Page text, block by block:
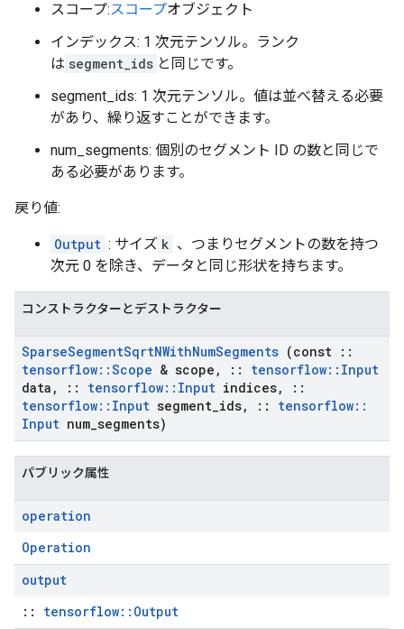
スコープ:スコープオブジェクト
インデックス: 1 次元テンソル。ランク
は segment_ids と同じです。
segment_ids: 1 次元テンソル。値は並べ替える必要
があり、繰り返すことができます。
num_segments: 個別のセグメント ID の数と同じで
ある必要があります。
戻り値:
Output : サイズ k 、つまりセグメントの数を持つ
次元 0 を除き、データと同じ形状を持ちます。
コンストラクターとデストラクター
SparseSegmentSqrtNWithNumSegments (const ::
tensorflow::Scope & scope , :: tensorflow:: Input
data , :: tensorflow:: Input indices,
::
tensorflow:: Input segment ids, :: tensorflow::
Input num segments)
パブリック属性
operation
Operation
output
:: tensorflow::Output